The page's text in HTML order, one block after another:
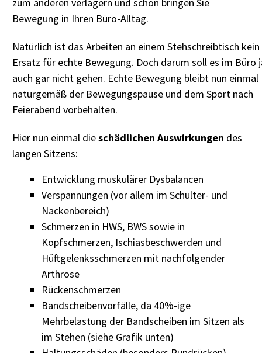
zum anderen verlagern und schon bringen Sie
Bewegung in Ihren Büro-Alltag.
Natürlich ist das Arbeiten an einem Stehschreibtisch kein
Ersatz für echte Bewegung. Doch darum soll es im Büro
auch gar nicht gehen. Echte Bewegung bleibt nun einmal
naturgemäß der Bewegungspause und dem Sport nach
Feierabend vorbehalten.
Hier nun einmal dieschädlichen Auswirkungen des
langen Sitzens:
Entwicklung muskulärer Dysbalancen
Verspannungen (vor allem im Schulter- und
Nackenbereich)
Schmerzen in HWS, BWS sowie in
Kopfschmerzen, Ischiasbeschwerden und
Hüftgelenksschmerzen mit nachfolgender
Arthrose
Rückenschmerzen
Bandscheibenvorfälle, da 40%-ige
Mehrbelastung der Bandscheiben im Sitzen als
im Stehen (siehe Grafik unten)